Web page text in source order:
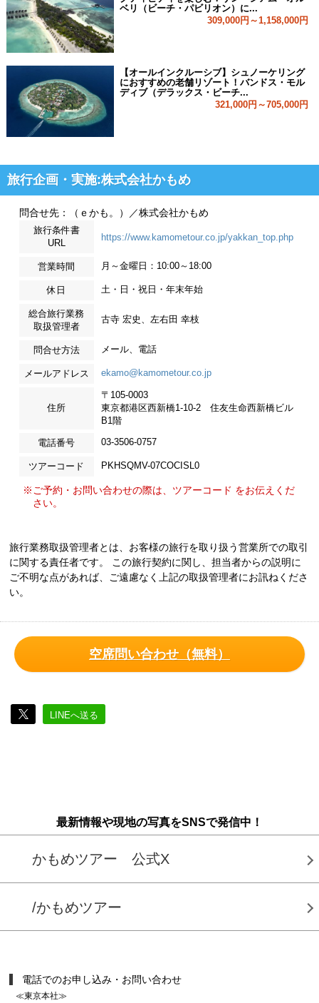
ベリ（ビーチ・パビリオン）に...
309,000円～1,158,000円
【オールインクルーシブ】シュノーケリング
におすすめの老舗リゾート！バンドス・モル
ディブ（デラックス・ビーチ...
321,000円～705,000円
旅行企画・実施:株式会社かもめ
問合せ先：（ｅかも。）／株式会社かもめ
旅行条件書
URL
https://www.kamometour.co.jp/yakkan_top.php
営業時間 月～金曜日：10:00～18:00
休日 土・日・祝日・年末年始
総合旅行業務
取扱管理者
古寺 宏史、左右田 幸枝
問合せ方法 メール、電話
メールアドレス ekamo@kamometour.co.jp
住所
〒105-0003
東京都港区西新橋1-10-2 住友生命西新橋ビル
B1階
電話番号 03-3506-0757
ツアーコード PKHSQMV-07COCISL0
※ご予約・お問い合わせの際は、ツアーコード をお伝えくだ
さい。
旅行業務取扱管理者とは、お客様の旅行を取り扱う営業所での取引
に関する責任者です。 この旅行契約に関し、担当者からの説明に
ご不明な点があれば、ご遠慮なく上記の取扱管理者にお訊ねくださ
い。
空席問い合わせ（無料）
LINEへ送る
最新情報や現地の写真をSNSで発信中！
かもめツアー 公式X
/かもめツアー
電話でのお申し込み・お問い合わせ
≪東京本社≫